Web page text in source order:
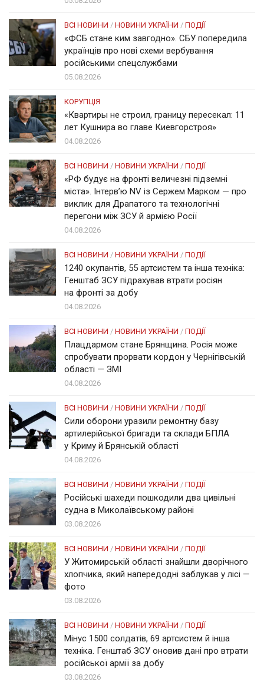
ВСІ НОВИНИ / НОВИНИ УКРАЇНИ / ПОДІЇ
«ФСБ стане ким завгодно». СБУ попередила
українців про нові схеми вербування
російськими спецслужбами
05.08.2026
КОРУПЦІЯ
«Квартиры не строил, границу пересекал: 11
лет Кушнира во главе Киевгорстроя»
04.08.2026
ВСІ НОВИНИ / НОВИНИ УКРАЇНИ / ПОДІЇ
«РФ будує на фронті величезні підземні
міста». Інтерв’ю NV із Сержем Марком — про
виклик для Драпатого та технологічні
перегони між ЗСУ й армією Росії
04.08.2026
ВСІ НОВИНИ / НОВИНИ УКРАЇНИ / ПОДІЇ
1240 окупантів, 55 артсистем та інша техніка:
Генштаб ЗСУ підрахував втрати росіян
на фронті за добу
04.08.2026
ВСІ НОВИНИ / НОВИНИ УКРАЇНИ / ПОДІЇ
Плацдармом стане Брянщина. Росія може
спробувати прорвати кордон у Чернігівській
області — ЗМІ
04.08.2026
ВСІ НОВИНИ / НОВИНИ УКРАЇНИ / ПОДІЇ
Сили оборони уразили ремонтну базу
артилерійської бригади та склади БПЛА
у Криму й Брянській області
04.08.2026
ВСІ НОВИНИ / НОВИНИ УКРАЇНИ / ПОДІЇ
Російські шахеди пошкодили два цивільні
судна в Миколаївському районі
03.08.2026
ВСІ НОВИНИ / НОВИНИ УКРАЇНИ / ПОДІЇ
У Житомирській області знайшли дворічного
хлопчика, який напередодні заблукав у лісі —
фото
03.08.2026
ВСІ НОВИНИ / НОВИНИ УКРАЇНИ / ПОДІЇ
Мінус 1500 солдатів, 69 артсистем й інша
техніка. Генштаб ЗСУ оновив дані про втрати
російської армії за добу
03.08.2026